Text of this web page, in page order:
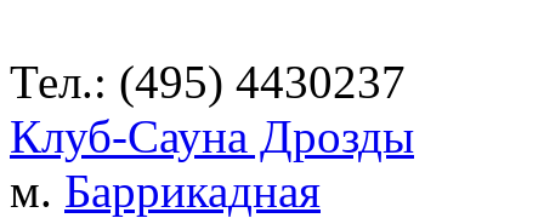
Тел.: (495) 4430237
Клуб-Сауна Дрозды
м. Баррикадная